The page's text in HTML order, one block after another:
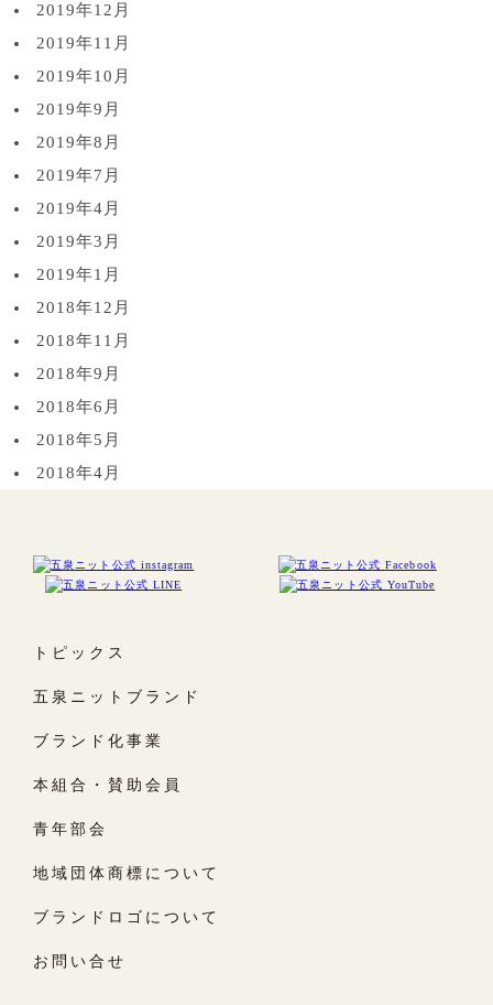
2019年12月
2019年11月
2019年10月
2019年9月
2019年8月
2019年7月
2019年4月
2019年3月
2019年1月
2018年12月
2018年11月
2018年9月
2018年6月
2018年5月
2018年4月
トピックス
五泉ニットブランド
ブランド化事業
本組合・賛助会員
青年部会
地域団体商標について
ブランドロゴについて
お問い合せ